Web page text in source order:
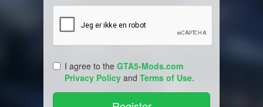
I agree to the GTA5-Mods.com
Privacy Policy and Terms of Use.